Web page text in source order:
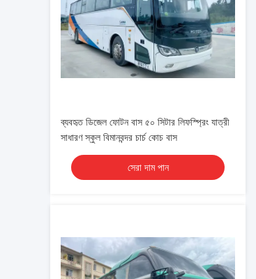
ব্যবহৃত ডিজেল ফোটন বাস ৫০ সিটার লিফস্প্রিং যাত্রী
সাধারণ স্কুল বিমানবন্দর চার্চ কোচ বাস
সেরা দাম পান